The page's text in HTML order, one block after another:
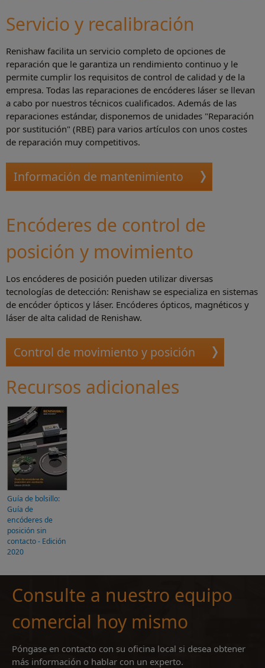
Servicio y recalibración
Renishaw facilita un servicio completo de opciones de
reparación que le garantiza un rendimiento continuo y le
permite cumplir los requisitos de control de calidad y de la
empresa. Todas las reparaciones de encóderes láser se llevan
a cabo por nuestros técnicos cualificados. Además de las
reparaciones estándar, disponemos de unidades "Reparación
por sustitución" (RBE) para varios artículos con unos costes
de reparación muy competitivos.
Información de mantenimiento
Encóderes de control de
posición y movimiento
Los encóderes de posición pueden utilizar diversas
tecnologías de detección: Renishaw se especializa en sistemas
de encóder ópticos y láser. Encóderes ópticos, magnéticos y
láser de alta calidad de Renishaw.
Control de movimiento y posición
Recursos adicionales
Guía de bolsillo:
Guía de
encóderes de
posición sin
contacto - Edición
2020
Consulte a nuestro equipo
comercial hoy mismo
Póngase en contacto con su oficina local si desea obtener
más información o hablar con un experto.